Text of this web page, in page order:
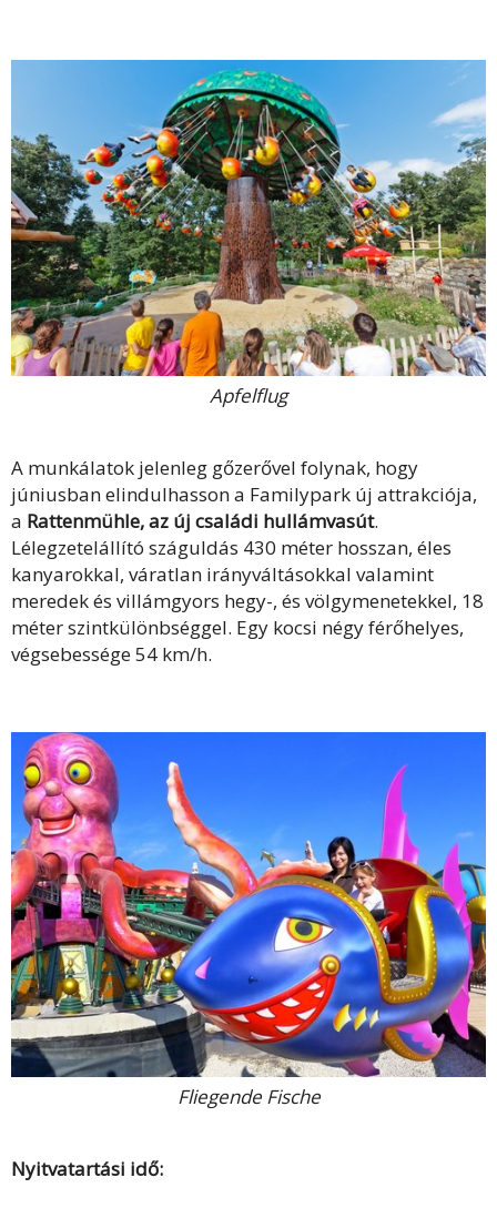
Apfelflug
A munkálatok jelenleg gőzerővel folynak, hogy
júniusban elindulhasson a Familypark új attrakciója,
a Rattenmühle, az új családi hullámvasút.
Lélegzetelállító száguldás 430 méter hosszan, éles
kanyarokkal, váratlan irányváltásokkal valamint
meredek és villámgyors hegy-, és völgymenetekkel, 18
méter szintkülönbséggel. Egy kocsi négy férőhelyes,
végsebessége 54 km/h.
Fliegende Fische
Nyitvatartási idő: